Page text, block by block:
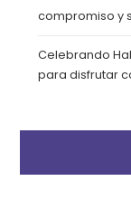
compromiso y
Celebrando
para disfrutar